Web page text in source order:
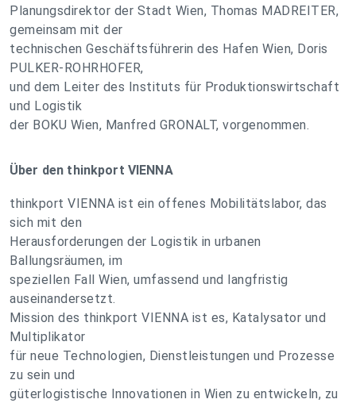
Planungsdirektor der Stadt Wien, Thomas MADREITER,
gemeinsam mit der
technischen Geschäftsführerin des Hafen Wien, Doris
PULKER-ROHRHOFER,
und dem Leiter des Instituts für Produktionswirtschaft
und Logistik
der BOKU Wien, Manfred GRONALT, vorgenommen.
Über den thinkport VIENNA
thinkport VIENNA ist ein offenes Mobilitätslabor, das
sich mit den
Herausforderungen der Logistik in urbanen
Ballungsräumen, im
speziellen Fall Wien, umfassend und langfristig
auseinandersetzt.
Mission des thinkport VIENNA ist es, Katalysator und
Multiplikator
für neue Technologien, Dienstleistungen und Prozesse
zu sein und
güterlogistische Innovationen in Wien zu entwickeln, zu